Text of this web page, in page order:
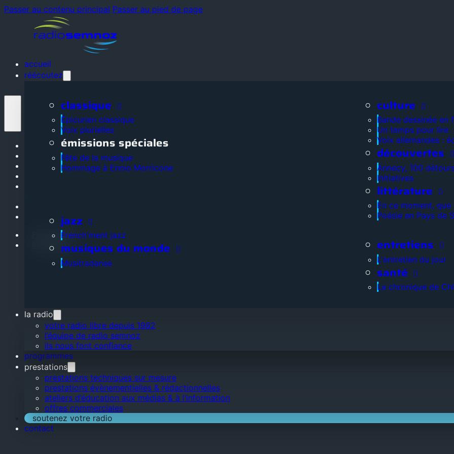
Passer au contenu principal Passer au pied de page
accueil
réécoutez
classique
Épicurien classique
Voix plurielles
émissions spéciales
Fête de la musique
Hommage à Ennio Morricone
jazz
French'ment jazz
musiques du monde
Musitradanse
culture
Bande dessinée en
Un temps pour lire
Voix allemandes :
découvertes
Annecy, 100
Initiatives
littérature
En ce moment, que
Poésie en Pays de
entretiens
L'entretien du jour
santé
La chronique de
la radio
votre radio libre depuis 1982
l’équipe de radio semnoz
ils nous font confiance
programmes
prestations
prestations techniques sur mesure
prestations évènementielles & rédactionnelles
ateliers d’éducation aux médias & à l’information
offres commerciales
soutenez votre radio
contact
Accueil
Réécoutez
La radio
Grille des programmes
Contactez-nous
Facebook
Instagram